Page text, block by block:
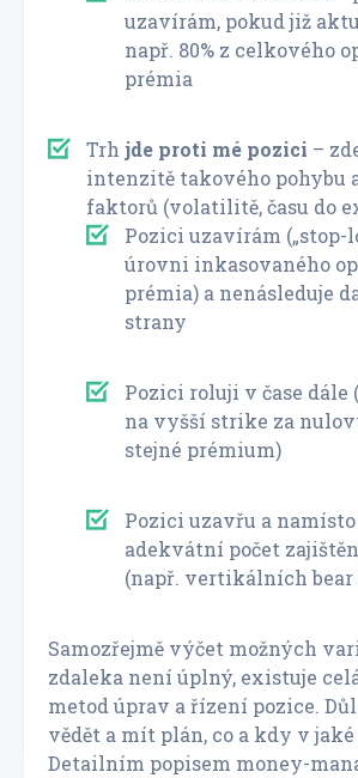
uzavírám, pokud již
např. 80% z celkového
prémia
Trh jde proti mé pozici –
intenzitě takového pohybu
faktorů (volatilitě, času do
Pozici uzavírám („stop-
úrovni inkasovaného
prémia) a nenásleduje
strany
Pozici roluji v čase dále
na vyšší strike za
stejné prémium)
Pozici uzavřu a
adekvátní počet
(např. vertikálních bear
Samozřejmě výčet možných
zdaleka není úplný, existuje
metod úprav a řízení pozice.
vědět a mít plán, co a kdy v
Detailním popisem money-